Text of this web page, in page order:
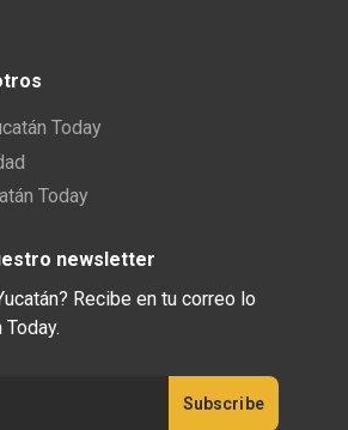
Today
Today
newsletter
Recibe en tu correo lo